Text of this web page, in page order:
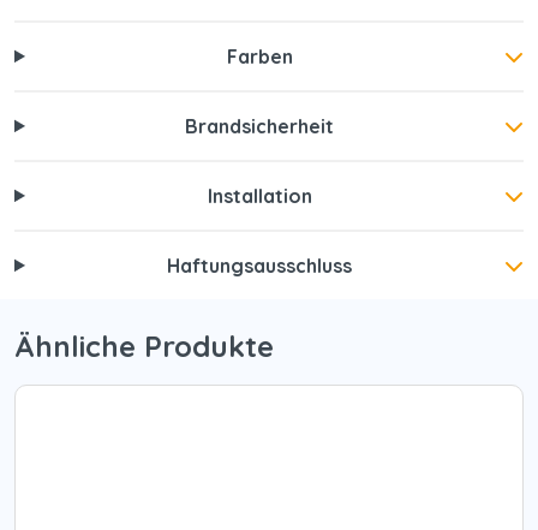
Farben
Brandsicherheit
Installation
Haftungsausschluss
Ähnliche Produkte